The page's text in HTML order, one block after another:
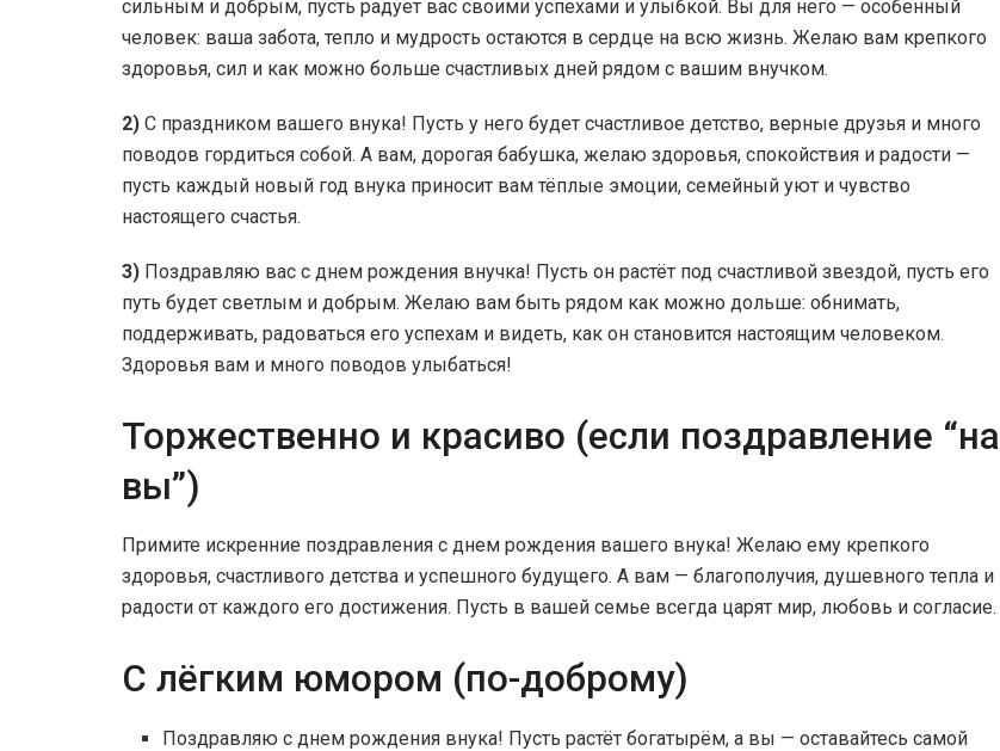
сильным и добрым, пусть радует вас своими успехами и улыбкой. Вы для него — особенный
человек: ваша забота, тепло и мудрость остаются в сердце на всю жизнь. Желаю вам крепкого
здоровья, сил и как можно больше счастливых дней рядом с вашим внучком.
2) С праздником вашего внука! Пусть у него будет счастливое детство, верные друзья и много
поводов гордиться собой. А вам, дорогая бабушка, желаю здоровья, спокойствия и радости —
пусть каждый новый год внука приносит вам тёплые эмоции, семейный уют и чувство
настоящего счастья.
3) Поздравляю вас с днем рождения внучка! Пусть он растёт под счастливой звездой, пусть его
путь будет светлым и добрым. Желаю вам быть рядом как можно дольше: обнимать,
поддерживать, радоваться его успехам и видеть, как он становится настоящим человеком.
Здоровья вам и много поводов улыбаться!
Торжественно и красиво (если поздравление “на
вы”)
Примите искренние поздравления с днем рождения вашего внука! Желаю ему крепкого
здоровья, счастливого детства и успешного будущего. А вам — благополучия, душевного тепла и
радости от каждого его достижения. Пусть в вашей семье всегда царят мир, любовь и согласие.
С лёгким юмором (по-доброму)
Поздравляю с днем рождения внука! Пусть растёт богатырём, а вы — оставайтесь самой